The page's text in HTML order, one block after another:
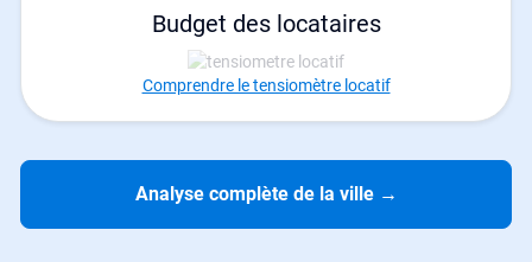
Budget des locataires
Comprendre le tensiomètre locatif
Analyse complète de la ville →